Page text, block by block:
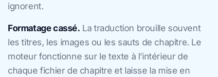
ignorent.
Formatage cassé. La traduction brouille souvent
les titres, les images ou les sauts de chapitre. Le
moteur fonctionne sur le texte à l'intérieur de
chaque fichier de chapitre et laisse la mise en